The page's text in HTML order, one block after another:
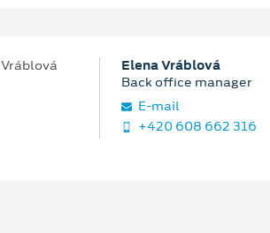
Elena Vráblová
Back office manager
E‑mail
+420 608 662 316